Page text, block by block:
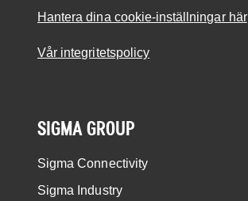
Hantera dina cookie-inställningar här
Vår integritetspolicy
SIGMA GROUP
Sigma Connectivity
Sigma Industry